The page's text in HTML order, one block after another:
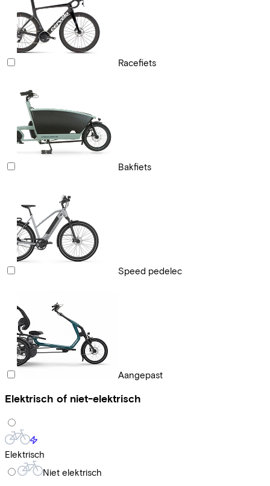
Racefiets
Bakfiets
Speed pedelec
Aangepast
Elektrisch of niet-elektrisch
Elektrisch
Niet elektrisch